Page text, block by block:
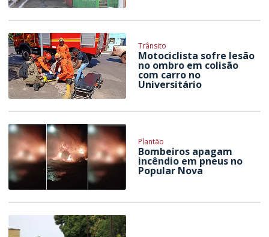
Trânsito
Motociclista sofre lesão
no ombro em colisão
com carro no
Universitário
Plantão
Bombeiros apagam
incêndio em pneus no
Popular Nova